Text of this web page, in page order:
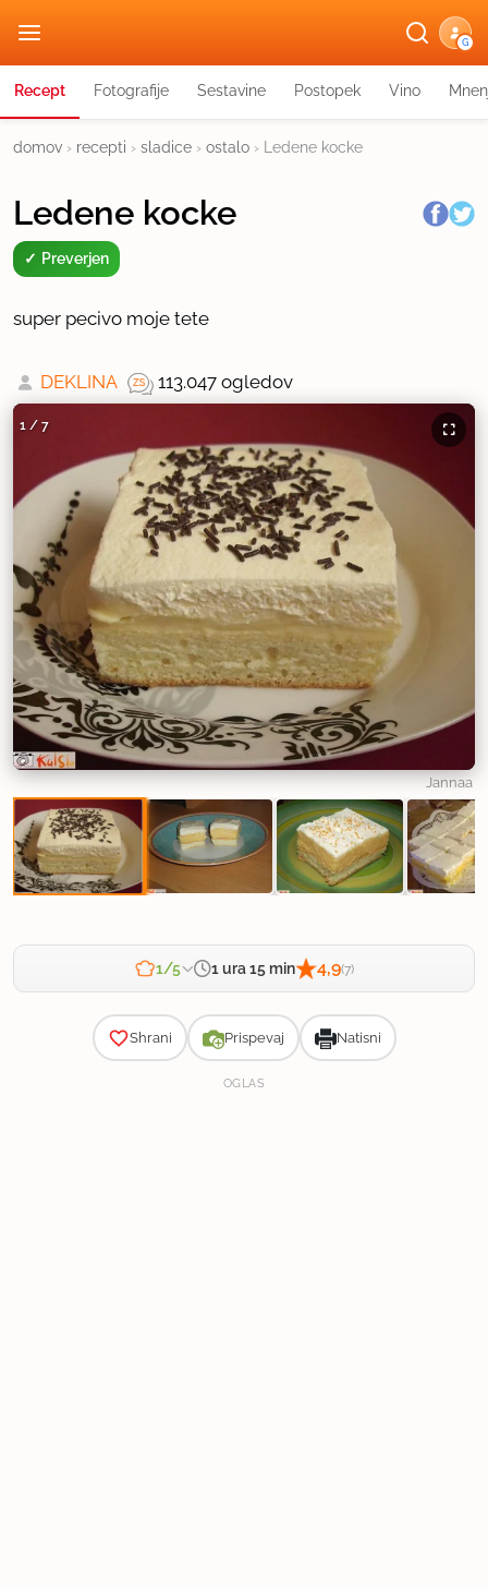
G
Recept Fotografije Sestavine Postopek Vino
domov › recepti › sladice › ostalo › Ledene kocke
Ledene kocke
Preverjen
super pecivo moje tete
DEKLINA 113.047 ogledov
1 / 7
Jannaa
1/5 1 ura 15 min 4,9(7)
Shrani Prispevaj Natisni
OGLAS